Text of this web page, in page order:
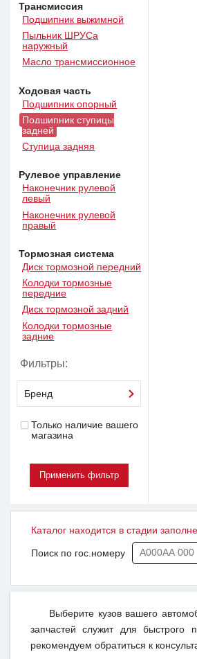
Трансмиссия
Подшипник выжимной
Пыльник ШРУСа
наружный
Масло трансмиссионное
Ходовая часть
Подшипник опорный
Подшипник ступицы
задней
Ступица задняя
Рулевое управление
Наконечник рулевой
левый
Наконечник рулевой
правый
Тормозная система
Диск тормозной передний
Колодки тормозные
передние
Диск тормозной задний
Колодки тормозные
задние
Фильтры:
Бренд
Только наличие вашего
магазина
Каталог находится в стадии
Поиск по гос.номеру
Выберите кузов вашего
запчастей служит для быстрого
рекомендуем обратиться к